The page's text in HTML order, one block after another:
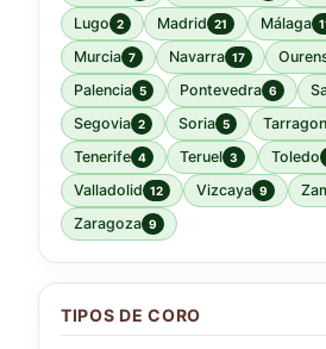
Lugo 2 Madrid 21 Málaga
Murcia 7 Navarra 17
Palencia 5 Pontevedra 6
Segovia 2 Soria 5
Tenerife 4 Teruel 3 Toledo
Valladolid 12 Vizcaya 9
Zaragoza 9
TIPOS DE CORO